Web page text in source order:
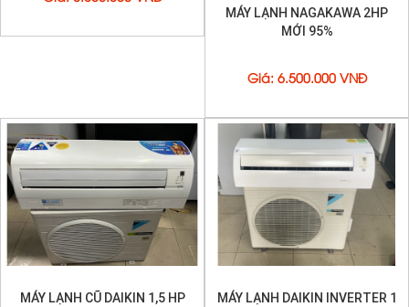
MÁY LẠNH NAGAKAWA 2HP
MỚI 95%
Giá: 6.500.000 VNĐ
MÁY LẠNH CŨ DAIKIN 1,5 HP
MÁY LẠNH DAIKIN INVERTER 1